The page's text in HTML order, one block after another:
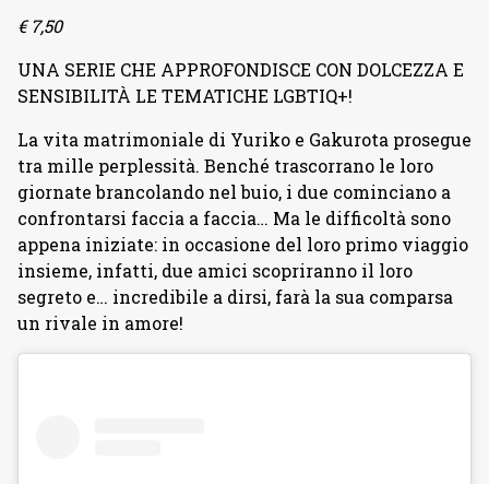
€ 7,50
UNA SERIE CHE APPROFONDISCE CON DOLCEZZA E
SENSIBILITÀ LE TEMATICHE LGBTIQ+!
La vita matrimoniale di Yuriko e Gakurota prosegue
tra mille perplessità. Benché trascorrano le loro
giornate brancolando nel buio, i due cominciano a
confrontarsi faccia a faccia… Ma le difficoltà sono
appena iniziate: in occasione del loro primo viaggio
insieme, infatti, due amici scopriranno il loro
segreto e… incredibile a dirsi, farà la sua comparsa
un rivale in amore!